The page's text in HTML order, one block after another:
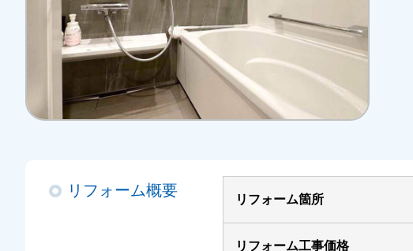
リフォーム概要
リフォーム箇所
リフォーム工事価格